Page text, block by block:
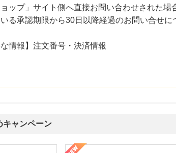
ップ」サイト側へ直接お問い合わせされた場
る承認期限から30日以降経過のお問い合せに
な情報】注文番号・決済情報
キャンペーン
ツケース・バッグ
オドライブ】創業70年の信頼と高価買取を実現！ブラ